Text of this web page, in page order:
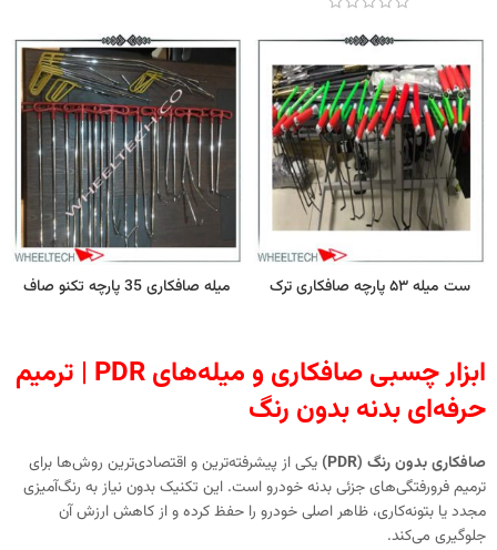
ست میله ۵۳ پارچه صافکاری ترک میله صافکاری 35 پارچه تکنو صاف
ابزار چسبی صافکاری و میله‌های PDR | ترمیم
حرفه‌ای بدنه بدون رنگ
صافکاری بدون رنگ (PDR)
یکی از پیشرفته‌ترین و اقتصادی‌ترین روش‌ها برای
ترمیم فرورفتگی‌های جزئی بدنه خودرو است. این تکنیک بدون نیاز به رنگ‌آمیزی
مجدد یا بتونه‌کاری، ظاهر اصلی خودرو را حفظ کرده و از کاهش ارزش آن
جلوگیری می‌کند.